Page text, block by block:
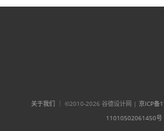
关于我们 ｜ ©2010-2026 谷德设计网 | 京ICP备
11010502061450号